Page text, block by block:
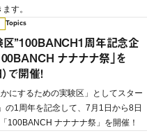
す。
Topics
区”100BANCH1周年記念企
ナナナナ祭」を
で開催！
にするための実験区」としてスター
の1周年を記念して、7月1日から8日
100BANCH ナナナナ祭」を開催！